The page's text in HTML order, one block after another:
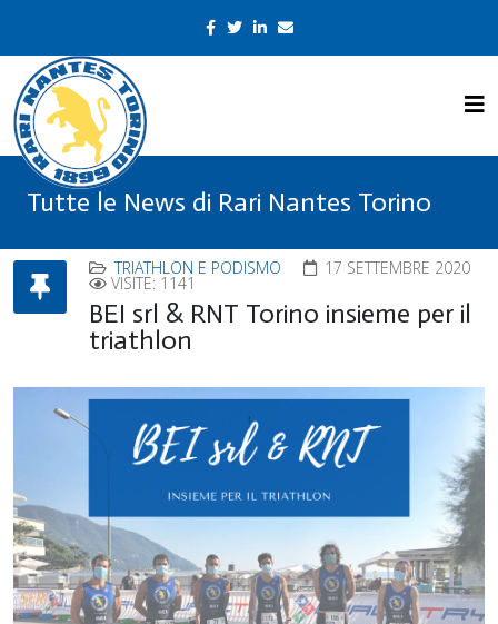
Tutte le News di Rari Nantes Torino
TRIATHLON E PODISMO 17 SETTEMBRE 2020
VISITE: 1141
BEI srl & RNT Torino insieme per il
triathlon